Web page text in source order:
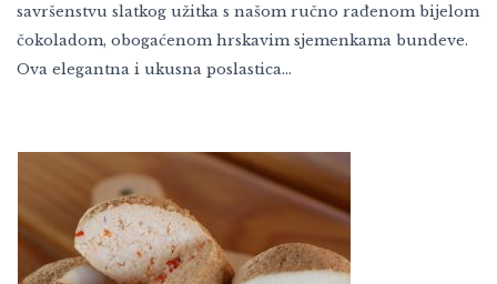
savršenstvu slatkog užitka s našom ručno rađenom bijelom
čokoladom, obogaćenom hrskavim sjemenkama bundeve.
Ova elegantna i ukusna poslastica…